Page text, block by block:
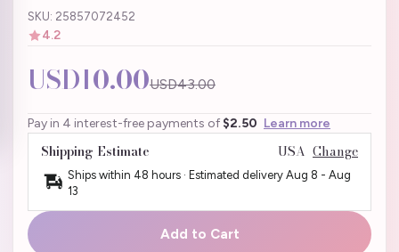
SKU: 25857072452
4.2
USD10.00USD43.00
Pay in 4 interest-free payments of $2.50 Learn more
Shipping Estimate USA Change
Ships within 48 hours · Estimated delivery Aug 8 - Aug
13
Add to Cart